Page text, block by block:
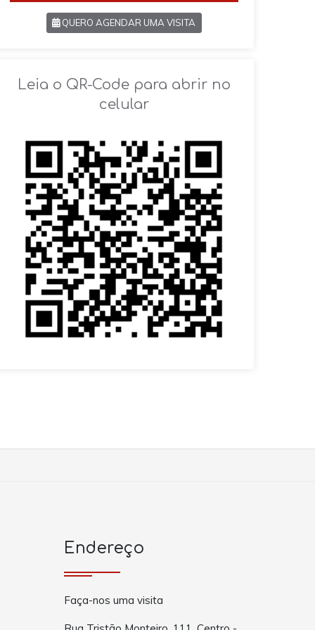
QUERO AGENDAR UMA VISITA
VOLTAR
Leia o QR-Code para abrir no
celular
Endereço
Faça-nos uma visita